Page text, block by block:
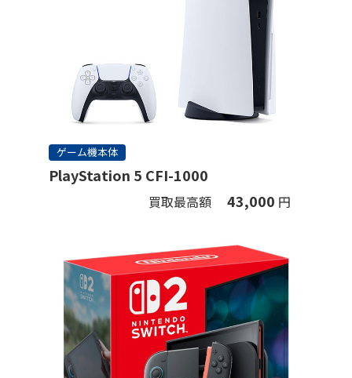
ゲーム機本体
PlayStation 5 CFI-1000
買取最高額 43,000 円